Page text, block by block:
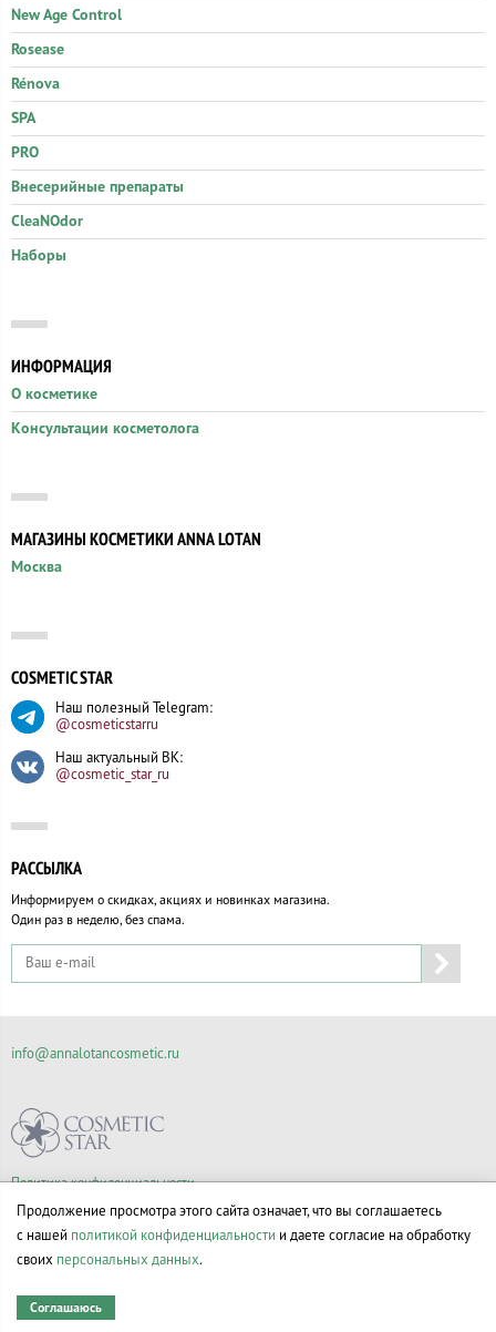
New Age Control
Rosease
Rénova
SPA
PRO
Внесерийные препараты
CleaNOdor
Наборы
ИНФОРМАЦИЯ
О косметике
Консультации косметолога
МАГАЗИНЫ КОСМЕТИКИ ANNA LOTAN
Москва
COSMETIC STAR
Наш полезный Telegram:
@cosmeticstarru
Наш актуальный ВК:
@cosmetic_star_ru
РАССЫЛКА
Информируем о скидках, акциях и новинках магазина.
Один раз в неделю, без спама.
Политика конфиденциальности
Правила продажи товаров
Согласие на обработку персональных данных
info@annalotancosmetic.ru
© Все права на товарные знаки принадлежат их законным владельцам.
Продолжение просмотра этого сайта означает, что вы соглашаетесь
с нашей политикой конфиденциальности и даете согласие на обработку
своих персональных данных.
Соглашаюсь